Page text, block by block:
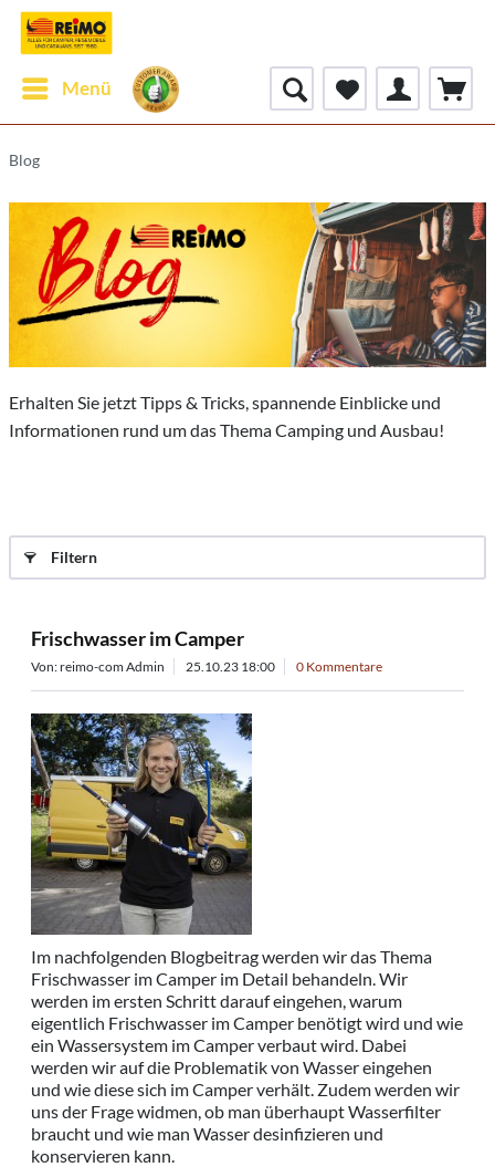
Menü
Blog
Erhalten Sie jetzt Tipps & Tricks, spannende Einblicke und
Informationen rund um das Thema Camping und Ausbau!
Filtern
Frischwasser im Camper
Von: reimo-com Admin 25.10.23 18:00 0 Kommentare
Im nachfolgenden Blogbeitrag werden wir das Thema
Frischwasser im Camper im Detail behandeln. Wir
werden im ersten Schritt darauf eingehen, warum
eigentlich Frischwasser im Camper benötigt wird und wie
ein Wassersystem im Camper verbaut wird. Dabei
werden wir auf die Problematik von Wasser eingehen
und wie diese sich im Camper verhält. Zudem werden wir
uns der Frage widmen, ob man überhaupt Wasserfilter
braucht und wie man Wasser desinfizieren und
konservieren kann.